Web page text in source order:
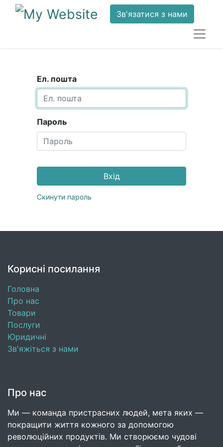
Зв'язатися з нами
Ел. пошта
Пароль
Вхід
Скинути пароль
Корисні посилання
Головна
Про нас
Товари
Послуги
Юридичні
Зв'яжіться з нами
Про нас
Ми — команда пристрасних людей, мета яких —
покращити життя кожного за допомогою
революційних продуктів. Ми створюємо чудові